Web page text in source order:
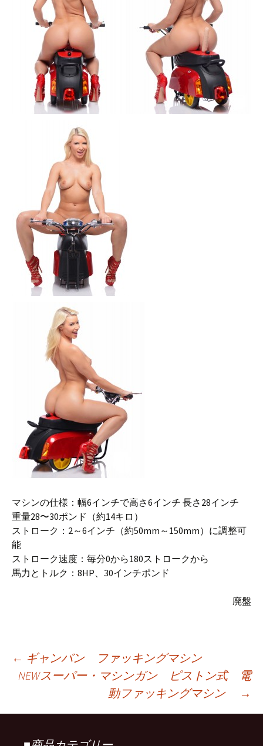
マシンの仕様：幅6インチで高さ6インチ 長さ28インチ
重量28〜30ポンド（約14キロ）
ストローク：2～6インチ（約50mm～150mm）に調整可
能
ストローク速度：毎分0から180ストロークから
馬力とトルク：8HP、30インチポンド
廃盤
投
稿
← ギャンバン ファッキングマシン
NEWスーパー・マシンガン ピストン式 電
動ファッキングマシン
→